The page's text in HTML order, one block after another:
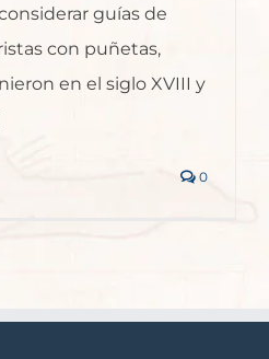
guías de
con puñetas,
en el siglo XVIII y
0